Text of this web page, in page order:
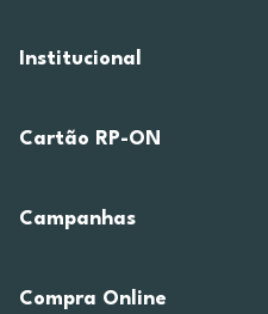
Institucional
Cartão RP-ON
Campanhas
Compra Online